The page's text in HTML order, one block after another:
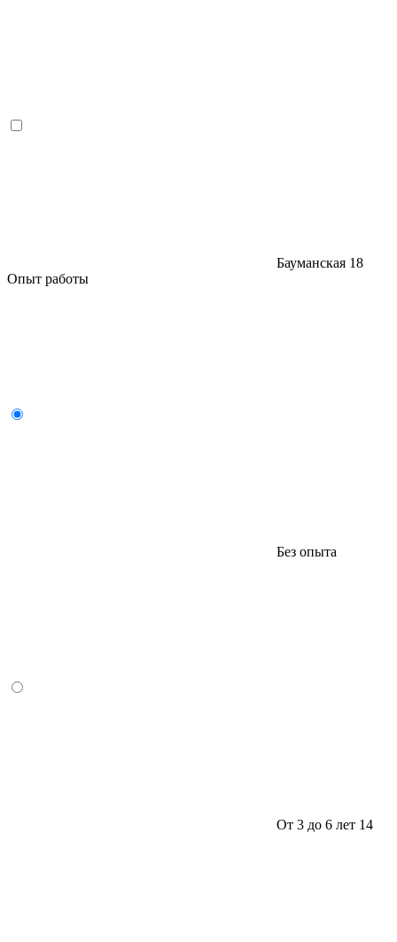
Бауманская 18
Опыт работы
Без опыта
От 3 до 6 лет 14